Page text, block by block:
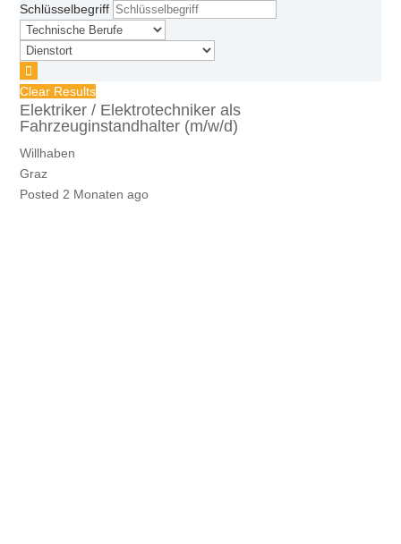
Schlüsselbegriff
Clear Results
Elektriker / Elektrotechniker als
Fahrzeuginstandhalter (m/w/d)
Willhaben
Graz
Posted 2 Monaten ago